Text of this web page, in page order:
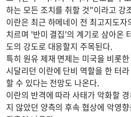
하는 모든 조치를 취할 것"이라고 강
이란은 최근 하메네이 전 최고지도
치르며 '반미 결집'의 계기로 삼아온
도의 강도로 대응할지 주목된다.
특히 원유 제재 면제는 미국을 비롯
시달리던 이란에 단비 역할을 한 터
할 수 있다는 전망도 나온다.
이란의 반격에 따라 사태가 악화할
지 않았던 양측의 후속 협상에 악영